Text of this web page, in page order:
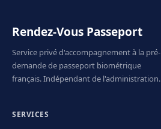
Rendez-Vous Passeport
Service privé d'accompagnement à la pré-
demande de passeport biométrique
français. Indépendant de l'administration.
SERVICES